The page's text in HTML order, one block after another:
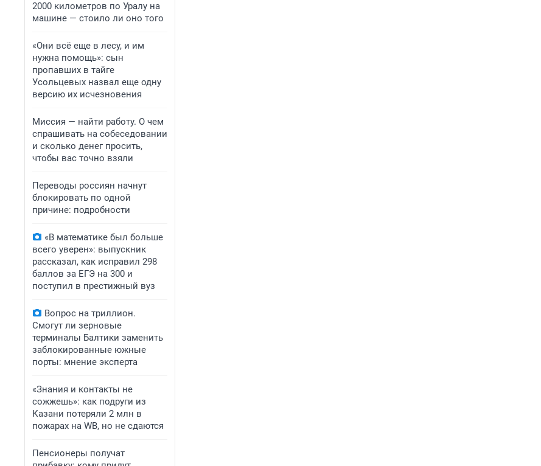
2000 километров по Уралу на
машине — стоило ли оно того
«Они всё еще в лесу, и им
нужна помощь»: сын
пропавших в тайге
Усольцевых назвал еще одну
версию их исчезновения
Миссия — найти работу. О чем
спрашивать на собеседовании
и сколько денег просить,
чтобы вас точно взяли
Переводы россиян начнут
блокировать по одной
причине: подробности
«В математике был больше
всего уверен»: выпускник
рассказал, как исправил 298
баллов за ЕГЭ на 300 и
поступил в престижный вуз
Вопрос на триллион.
Смогут ли зерновые
терминалы Балтики заменить
заблокированные южные
порты: мнение эксперта
«Знания и контакты не
сожжешь»: как подруги из
Казани потеряли 2 млн в
пожарах на WB, но не сдаются
Пенсионеры получат